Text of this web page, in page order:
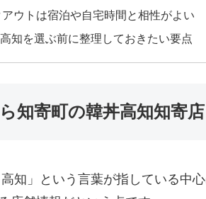
ウトは宿泊や自宅時間と相性がよい
知を選ぶ前に整理しておきたい要点
知寄町の韓丼高知知寄店
知」という言葉が指している中